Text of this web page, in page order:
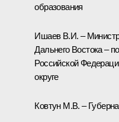
образования
Ишаев В.И. –
Дальнего Востока –
Российской
округе
Ковтун М.В. –